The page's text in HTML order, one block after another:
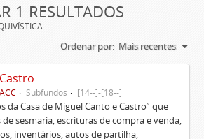
1 RESULTADOS
Ordenar por: Mais recentes
Subfundos [14--]-[18--]
da Casa de Miguel Canto e Castro” que
sesmaria, escrituras de compra e venda,
inventários, autos de partilha,